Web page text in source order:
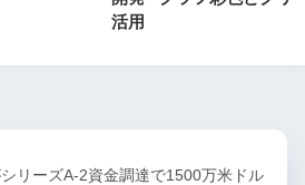
活用
リーズA-2資金調達で1500万米ドル